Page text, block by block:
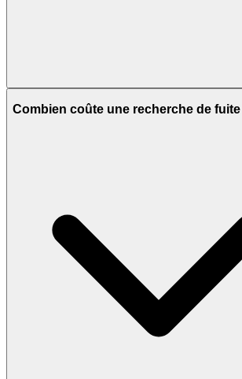
Combien coûte une recherche de fuite